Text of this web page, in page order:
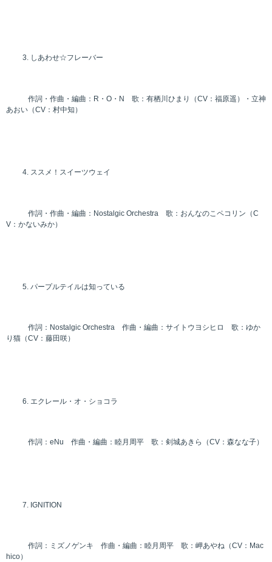
しあわせ☆フレーバー
作詞・作曲・編曲：R・O・N 歌：有栖川ひまり（CV：福原遥）・立神
あおい（CV：村中知）
ススメ！スイーツウェイ
作詞・作曲・編曲：Nostalgic Orchestra 歌：おんなのこペコリン（C
V：かないみか）
パープルテイルは知っている
作詞：Nostalgic Orchestra 作曲・編曲：サイトウヨシヒロ 歌：ゆか
り猫（CV：藤田咲）
エクレール・オ・ショコラ
作詞：eNu 作曲・編曲：睦月周平 歌：剣城あきら（CV：森なな子）
IGNITION
作詞：ミズノゲンキ 作曲・編曲：睦月周平 歌：岬あやね（CV：Mac
hico）